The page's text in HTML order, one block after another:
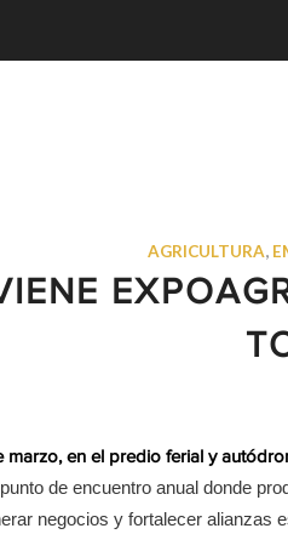
AGRICULTURA,
marzo, en el predio ferial y
de encuentro anual donde
negocios y fortalecer alianzas